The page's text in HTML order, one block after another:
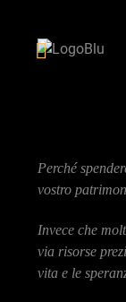
Perché
vostro
Invece che
via risorse
vita e le